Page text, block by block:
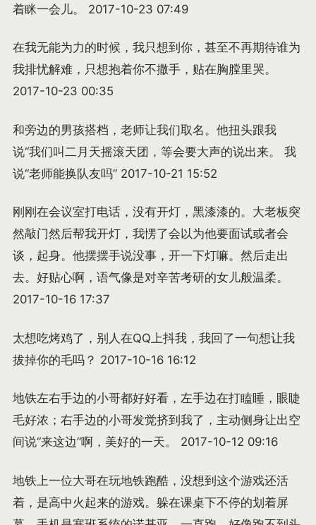
着眯一会儿。 2017-10-23 07:49
在我无能为力的时候，我只想到你，甚至不再期待谁为
我排忧解难，只想抱着你不撒手，贴在胸膛里哭。
2017-10-23 00:35
和旁边的男孩搭档，老师让我们取名。他扭头跟我
说“我们叫二月天摇滚天团，等会要大声的说出来。 我
说“老师能换队友吗” 2017-10-21 15:52
刚刚在会议室打电话，没有开灯，黑漆漆的。大老板突
然敲门然后帮我开灯，我愣了会以为他要面试或者会
谈，起身。他摆摆手说没事，开一下灯嘛。然后走出
去。好贴心啊，语气像是对辛苦考研的女儿般温柔。
2017-10-16 17:37
太想吃烤鸡了，别人在QQ上抖我，我回了一句想让我
拔掉你的毛吗？ 2017-10-16 16:12
地铁左右手边的小哥都好好看，左手边在打瞌睡，眼睫
毛好浓；右手边的小哥发觉挤到我了，主动侧身让出空
间说“来这边”啊，美好的一天。 2017-10-12 09:16
地铁上一位大哥在玩地铁跑酷，没想到这个游戏还活
着，是高中火起来的游戏。躲在课桌下不停的划着屏